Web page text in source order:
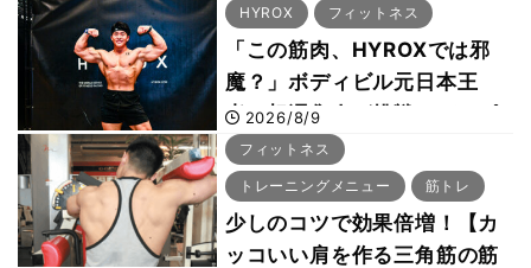
29年の大会も準備」
HYROX フィットネス
「この筋肉、HYROXでは邪
魔？」ボディビル元日本王
者・相澤隼人が挑戦 バーピ
ーでは驚異の種目2位
2026/8/9
フィットネス
トレーニングメニュー 筋トレ
少しのコツで効果倍増！【カ
ッコいい肩を作る三角筋の筋